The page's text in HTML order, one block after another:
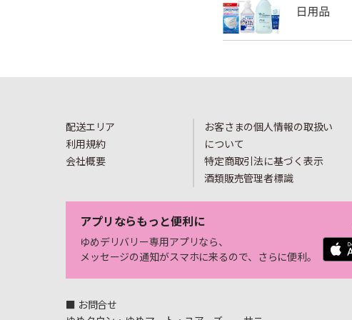
配送エリア
利用規約
会社概要
お客さまの個人情報の取扱い
について
特定商取引法に基づく表示
酒類販売管理者標識
アプリならもっと便利に
ゆめデリバリー専用アプリなら、
メッセージの通知がスマホに来るので、さらに便利。
■ お問合せ